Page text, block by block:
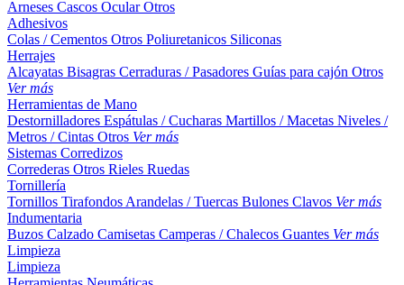
Arneses Cascos OcularOtros
Adhesivos
Colas / Cementos Otros Poliuretanicos Siliconas
Herrajes
Alcayatas Bisagras Cerraduras / Pasadores Guías para cajón Otros
Ver más
Herramientas de Mano
Destornilladores Espátulas / Cucharas Martillos / Macetas Niveles /
Metros / Cintas Otros Ver más
Sistemas Corredizos
Correderas Otros Rieles Ruedas
Tornillería
Tornillos Tirafondos Arandelas / Tuercas Bulones Clavos Ver más
Indumentaria
Buzos Calzado Camisetas Camperas / Chalecos Guantes Ver más
Limpieza
Limpieza